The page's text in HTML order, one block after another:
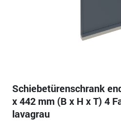
Schiebetürenschrank
x 442 mm (B x H x T) 4
lavagrau